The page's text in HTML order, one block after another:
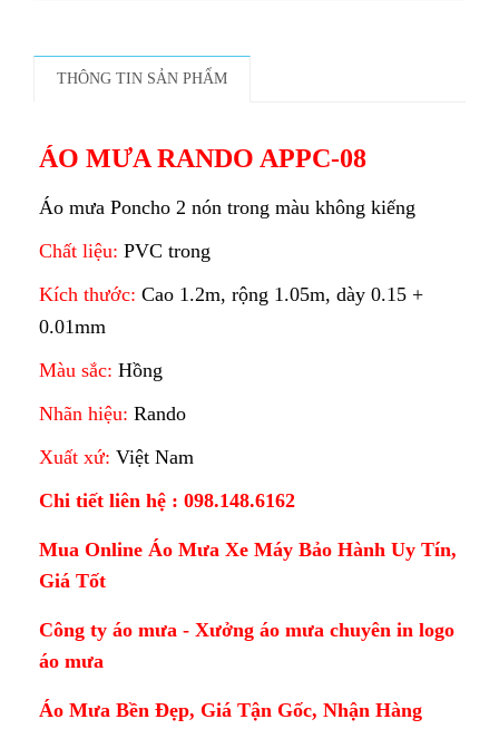
THÔNG TIN SẢN PHẨM
ÁO MƯA RANDO APPC-08
Áo mưa Poncho 2 nón trong màu không kiếng
Chất liệu: PVC trong
Kích thước: Cao 1.2m, rộng 1.05m, dày 0.15 +
0.01mm
Màu sắc: Hồng
Nhãn hiệu: Rando
Xuất xứ: Việt Nam
Chi tiết liên hệ : 098.148.6162
Mua Online Áo Mưa Xe Máy Bảo Hành Uy Tín,
Giá Tốt
Công ty áo mưa - Xưởng áo mưa chuyên in logo
áo mưa
Áo Mưa Bền Đẹp, Giá Tận Gốc, Nhận Hàng